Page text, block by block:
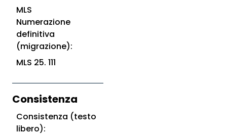
MLS
Numerazione
definitiva
(migrazione):
MLS 25. 111
Consistenza
Consistenza (testo
libero):